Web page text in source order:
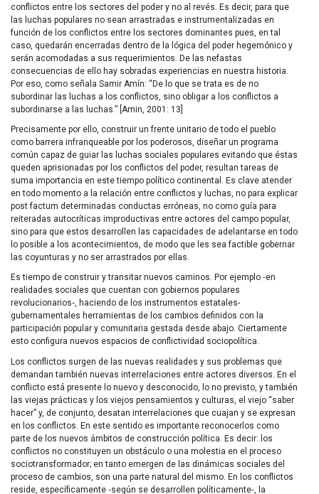
conflictos entre los sectores del poder y no al revés. Es decir, para que
las luchas populares no sean arrastradas e instrumentalizadas en
función de los conflictos entre los sectores dominantes pues, en tal
caso, quedarán encerradas dentro de la lógica del poder hegemónico y
serán acomodadas a sus requerimientos. De las nefastas
consecuencias de ello hay sobradas experiencias en nuestra historia.
Por eso, como señala Samir Amín: “De lo que se trata es de no
subordinar las luchas a los conflictos, sino obligar a los conflictos a
subordinarse a las luchas.” [Amin, 2001: 13]
Precisamente por ello, construir un frente unitario de todo el pueblo
como barrera infranqueable por los poderosos, diseñar un programa
común capaz de guiar las luchas sociales populares evitando que éstas
queden aprisionadas por los conflictos del poder, resultan tareas de
suma importancia en este tiempo político continental. Es clave atender
en todo momento a la relación entre conflictos y luchas, no para explicar
post factum determinadas conductas erróneas, no como guía para
reiteradas autocríticas improductivas entre actores del campo popular,
sino para que estos desarrollen las capacidades de adelantarse en todo
lo posible a los acontecimientos, de modo que les sea factible gobernar
las coyunturas y no ser arrastrados por ellas.
Es tiempo de construir y transitar nuevos caminos. Por ejemplo ‑en
realidades sociales que cuentan con gobiernos populares
revolucionarios‑, haciendo de los instrumentos estatales-
gubernamentales herramientas de los cambios definidos con la
participación popular y comunitaria gestada desde abajo. Ciertamente
esto configura nuevos espacios de conflictividad sociopolítica.
Los conflictos surgen de las nuevas realidades y sus problemas que
demandan también nuevas interrelaciones entre actores diversos. En el
conflicto está presente lo nuevo y desconocido, lo no previsto, y también
las viejas prácticas y los viejos pensamientos y culturas, el viejo “saber
hacer” y, de conjunto, desatan interrelaciones que cuajan y se expresan
en los conflictos. En este sentido es importante reconocerlos como
parte de los nuevos ámbitos de construcción política. Es decir: los
conflictos no constituyen un obstáculo o una molestia en el proceso
sociotransformador; en tanto emergen de las dinámicas sociales del
proceso de cambios, son una parte natural del mismo. En los conflictos
reside, específicamente ‑según se desarrollen políticamente‑, la